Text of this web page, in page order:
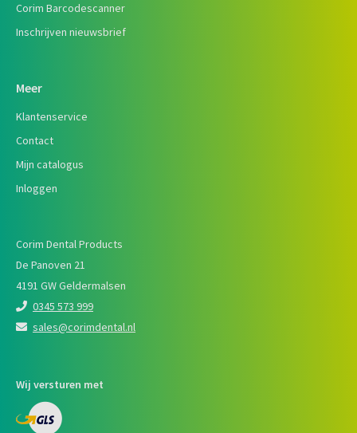
Corim Barcodescanner
Inschrijven nieuwsbrief
Meer
Klantenservice
Contact
Mijn catalogus
Inloggen
Corim Dental Products
De Panoven 21
4191 GW Geldermalsen
0345 573 999
sales@corimdental.nl
Wij versturen met